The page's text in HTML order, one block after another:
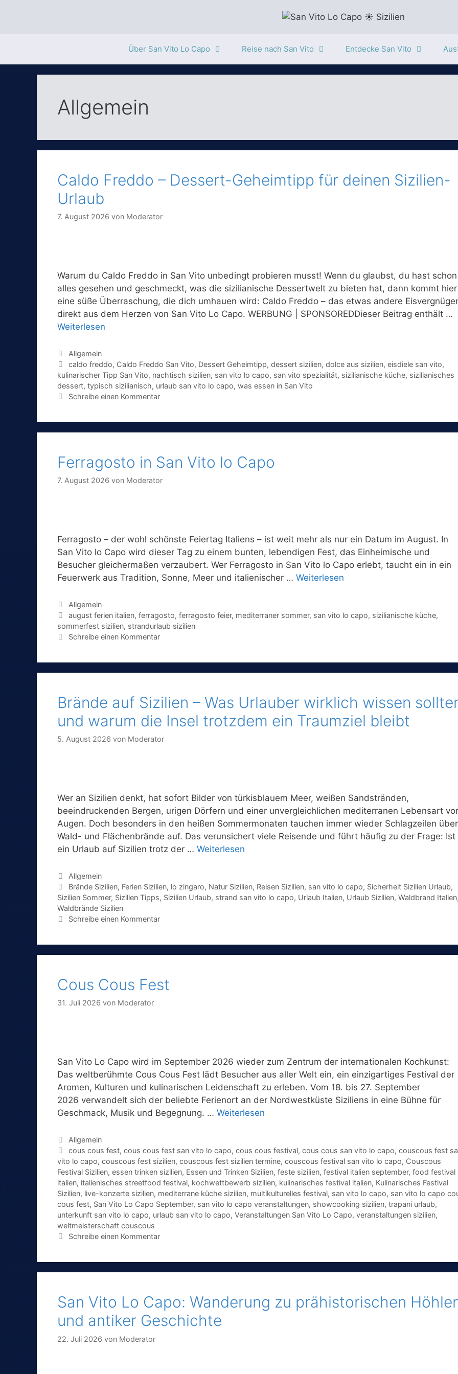
Über San Vito Lo Capo Reise nach San Vito Entdecke San Vito
Allgemein
Caldo Freddo – Dessert-Geheimtipp für deinen Sizilien-
Urlaub
7. August 2026 von Moderator
Warum du Caldo Freddo in San Vito unbedingt probieren musst! Wenn du glaubst, du hast schon
alles gesehen und geschmeckt, was die sizilianische Dessertwelt zu bieten hat, dann kommt hier
eine süße Überraschung, die dich umhauen wird: Caldo Freddo – das etwas andere
direkt aus dem Herzen von San Vito Lo Capo. WERBUNG | SPONSOREDDieser Beitrag enthält …
Weiterlesen
Kategorien
Allgemein
Schlagwörter
caldo freddo, Caldo Freddo San Vito, Dessert Geheimtipp, dessert sizilien, dolce aus sizilien, eisdiele san vito,
kulinarischer Tipp San Vito, nachtisch sizilien, san vito lo capo, san vito spezialität, sizilianische küche, sizilianisches
dessert, typisch sizilianisch, urlaub san vito lo capo, was essen in San Vito
Schreibe einen Kommentar
Ferragosto in San Vito lo Capo
7. August 2026 von Moderator
Ferragosto – der wohl schönste Feiertag Italiens – ist weit mehr als nur ein Datum im August. In
San Vito lo Capo wird dieser Tag zu einem bunten, lebendigen Fest, das Einheimische und
Besucher gleichermaßen verzaubert. Wer Ferragosto in San Vito lo Capo erlebt, taucht ein in ein
Feuerwerk aus Tradition, Sonne, Meer und italienischer … Weiterlesen
Kategorien
Allgemein
Schlagwörter
august ferien italien, ferragosto, ferragosto feier, mediterraner sommer, san vito lo capo, sizilianische küche,
sommerfest sizilien, strandurlaub sizilien
Schreibe einen Kommentar
Brände auf Sizilien – Was Urlauber wirklich wissen
und warum die Insel trotzdem ein Traumziel bleibt
5. August 2026 von Moderator
Wer an Sizilien denkt, hat sofort Bilder von türkisblauem Meer, weißen Sandstränden,
beeindruckenden Bergen, urigen Dörfern und einer unvergleichlichen mediterranen Lebensart vor
Augen. Doch besonders in den heißen Sommermonaten tauchen immer wieder Schlagzeilen über
Wald- und Flächenbrände auf. Das verunsichert viele Reisende und führt häufig zu der Frage: Ist
ein Urlaub auf Sizilien trotz der … Weiterlesen
Kategorien
Allgemein
Schlagwörter
Brände Sizilien, Ferien Sizilien, lo zingaro, Natur Sizilien, Reisen Sizilien, san vito lo capo, Sicherheit Sizilien Urlaub,
Sizilien Sommer, Sizilien Tipps, Sizilien Urlaub, strand san vito lo capo, Urlaub Italien, Urlaub Sizilien, Waldbrand Italien,
Waldbrände Sizilien
Schreibe einen Kommentar
Cous Cous Fest
31. Juli 2026 von Moderator
San Vito Lo Capo wird im September 2026 wieder zum Zentrum der internationalen Kochkunst:
Das weltberühmte Cous Cous Fest lädt Besucher aus aller Welt ein, ein einzigartiges Festival der
Aromen, Kulturen und kulinarischen Leidenschaft zu erleben. Vom 18. bis 27. September
2026 verwandelt sich der beliebte Ferienort an der Nordwestküste Siziliens in eine Bühne für
Geschmack, Musik und Begegnung. … Weiterlesen
Kategorien
Allgemein
Schlagwörter
cous cous fest, cous cous fest san vito lo capo, cous cous festival, cous cous san vito lo capo, couscous fest
vito lo capo, couscous fest sizilien, couscous fest sizilien termine, couscous festival san vito lo capo, Couscous
Festival Sizilien, essen trinken sizilien, Essen und Trinken Sizilien, feste sizilien, festival italien september, food festival
italien, italienisches streetfood festival, kochwettbewerb sizilien, kulinarisches festival italien, Kulinarisches Festival
Sizilien, live-konzerte sizilien, mediterrane küche sizilien, multikulturelles festival, san vito lo capo, san vito lo capo
cous fest, San Vito Lo Capo September, san vito lo capo veranstaltungen, showcooking sizilien, trapani urlaub,
unterkunft san vito lo capo, urlaub san vito lo capo, Veranstaltungen San Vito Lo Capo, veranstaltungen sizilien,
weltmeisterschaft couscous
Schreibe einen Kommentar
San Vito Lo Capo: Wanderung zu prähistorischen
und antiker Geschichte
22. Juli 2026 von Moderator